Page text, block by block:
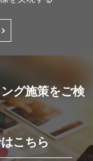
グ施策をご検
こちら